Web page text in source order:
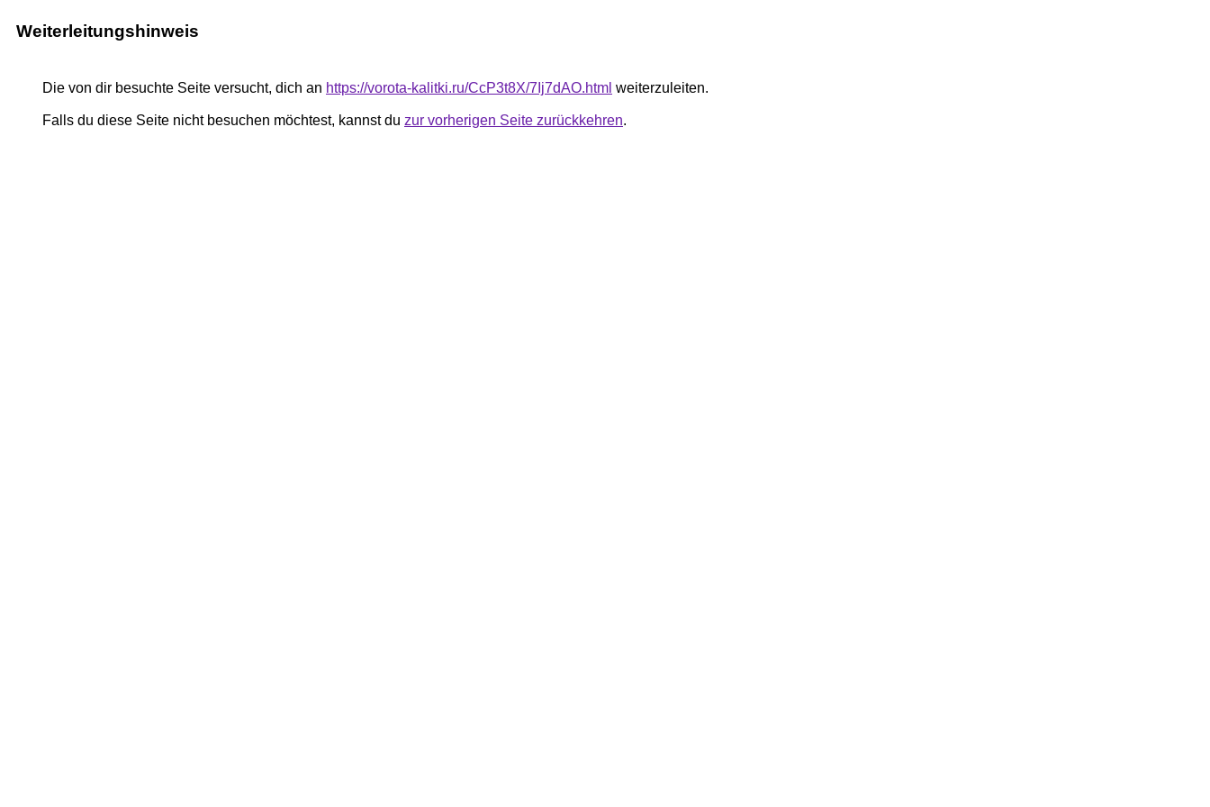
Weiterleitungshinweis
Die von dir besuchte Seite versucht, dich an https://vorota-kalitki.ru/CcP3t8X/7Ij7dAO.html weiterzuleiten.
Falls du diese Seite nicht besuchen möchtest, kannst du zur vorherigen Seite zurückkehren.